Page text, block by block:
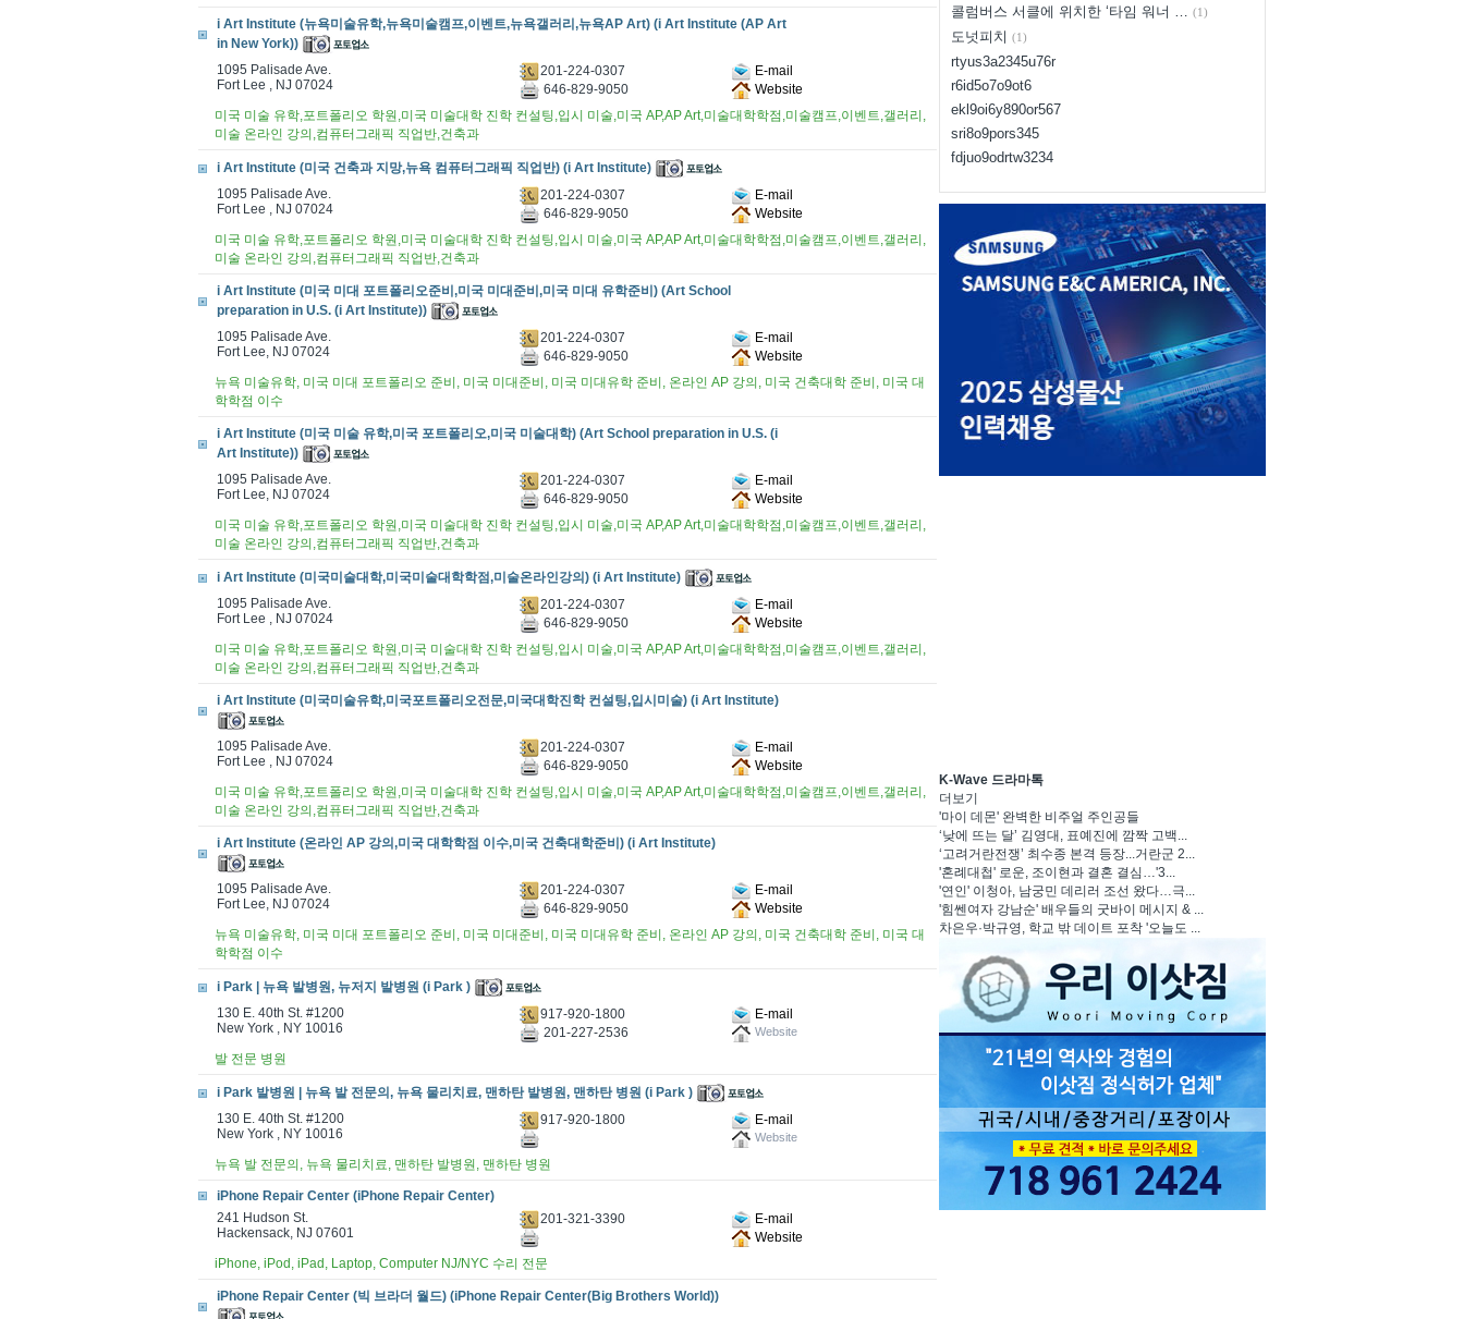
i Art Institute (뉴욕미술유학,뉴욕미술캠프,이벤트,뉴욕갤러리,뉴욕AP Art) (i Art Institute (AP Art
in New York))
1095 Palisade Ave.
Fort Lee , NJ 07024
201-224-0307
E-mail
646-829-9050
Website
미국 미술 유학,포트폴리오 학원,미국 미술대학 진학 컨설팅,입시 미술,미국 AP,AP Art,미술대학학점,미술캠프,이벤트,갤러리,
미술 온라인 강의,컴퓨터그래픽 직업반,건축과
i Art Institute (미국 건축과 지망,뉴욕 컴퓨터그래픽 직업반) (i Art Institute)
1095 Palisade Ave.
Fort Lee , NJ 07024
201-224-0307
E-mail
646-829-9050
Website
미국 미술 유학,포트폴리오 학원,미국 미술대학 진학 컨설팅,입시 미술,미국 AP,AP Art,미술대학학점,미술캠프,이벤트,갤러리,
미술 온라인 강의,컴퓨터그래픽 직업반,건축과
i Art Institute (미국 미대 포트폴리오준비,미국 미대준비,미국 미대 유학준비) (Art School
preparation in U.S. (i Art Institute))
1095 Palisade Ave.
Fort Lee, NJ 07024
201-224-0307
E-mail
646-829-9050
Website
뉴욕 미술유학, 미국 미대 포트폴리오 준비, 미국 미대준비, 미국 미대유학 준비, 온라인 AP 강의, 미국 건축대학 준비, 미국 대
학학점 이수
i Art Institute (미국 미술 유학,미국 포트폴리오,미국 미술대학) (Art School preparation in U.S. (i
Art Institute))
1095 Palisade Ave.
Fort Lee, NJ 07024
201-224-0307
E-mail
646-829-9050
Website
미국 미술 유학,포트폴리오 학원,미국 미술대학 진학 컨설팅,입시 미술,미국 AP,AP Art,미술대학학점,미술캠프,이벤트,갤러리,
미술 온라인 강의,컴퓨터그래픽 직업반,건축과
i Art Institute (미국미술대학,미국미술대학학점,미술온라인강의) (i Art Institute)
1095 Palisade Ave.
Fort Lee , NJ 07024
201-224-0307
E-mail
646-829-9050
Website
미국 미술 유학,포트폴리오 학원,미국 미술대학 진학 컨설팅,입시 미술,미국 AP,AP Art,미술대학학점,미술캠프,이벤트,갤러리,
미술 온라인 강의,컴퓨터그래픽 직업반,건축과
i Art Institute (미국미술유학,미국포트폴리오전문,미국대학진학 컨설팅,입시미술) (i Art Institute)
1095 Palisade Ave.
Fort Lee , NJ 07024
201-224-0307
E-mail
646-829-9050
Website
미국 미술 유학,포트폴리오 학원,미국 미술대학 진학 컨설팅,입시 미술,미국 AP,AP Art,미술대학학점,미술캠프,이벤트,갤러리,
미술 온라인 강의,컴퓨터그래픽 직업반,건축과
i Art Institute (온라인 AP 강의,미국 대학학점 이수,미국 건축대학준비) (i Art Institute)
1095 Palisade Ave.
Fort Lee, NJ 07024
201-224-0307
E-mail
646-829-9050
Website
뉴욕 미술유학, 미국 미대 포트폴리오 준비, 미국 미대준비, 미국 미대유학 준비, 온라인 AP 강의, 미국 건축대학 준비, 미국 대
학학점 이수
i Park | 뉴욕 발병원, 뉴저지 발병원 (i Park )
130 E. 40th St. #1200
New York , NY 10016
917-920-1800
E-mail
201-227-2536
Website
발 전문 병원
i Park 발병원 | 뉴욕 발 전문의, 뉴욕 물리치료, 맨하탄 발병원, 맨하탄 병원 (i Park )
130 E. 40th St. #1200
New York , NY 10016
917-920-1800 E-mail
Website
뉴욕 발 전문의, 뉴욕 물리치료, 맨하탄 발병원, 맨하탄 병원
iPhone Repair Center (iPhone Repair Center)
241 Hudson St.
Hackensack, NJ 07601
201-321-3390
E-mail
Website
iPhone, iPod, iPad, Laptop, Computer NJ/NYC 수리 전문
iPhone Repair Center (빅 브라더 월드) (iPhone Repair Center(Big Brothers World))
콜럼버스 서클에 위치한 ‘타임 워너 … (1)
도넛피치 (1)
rtyus3a2345u76r
r6id5o7o9ot6
ekl9oi6y890or567
sri8o9pors345
fdjuo9odrtw3234
K-Wave 드라마톡
더보기
'마이 데몬' 완벽한 비주얼 주인공들
‘낮에 뜨는 달’ 김영대, 표예진에 깜짝 고백...
‘고려거란전쟁’ 최수종 본격 등장...거란군 2...
'혼례대첩' 로운, 조이현과 결혼 결심…'3...
'연인' 이청아, 남궁민 데리러 조선 왔다…극...
'힘쎈여자 강남순' 배우들의 굿바이 메시지 & ...
차은우·박규영, 학교 밖 데이트 포착 '오늘도 ...